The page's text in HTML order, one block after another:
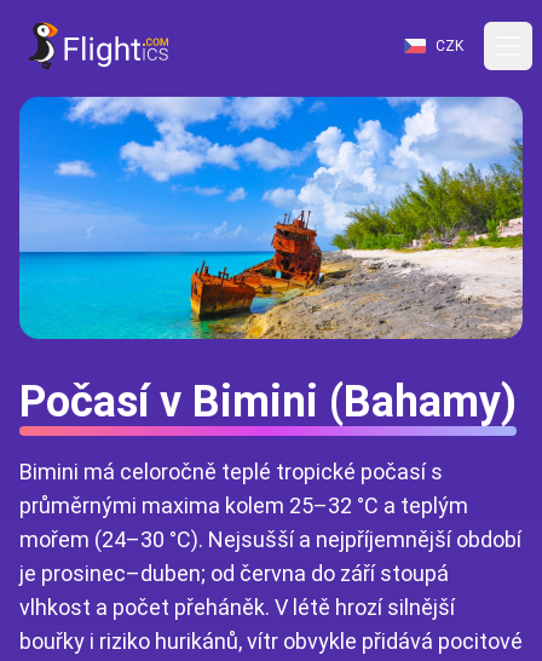
CZK
Počasí v Bimini (Bahamy)
Bimini má celoročně teplé tropické počasí s
průměrnými maxima kolem 25–32 °C a teplým
mořem (24–30 °C). Nejsušší a nejpříjemnější období
je prosinec–duben; od června do září stoupá
vlhkost a počet přeháněk. V létě hrozí silnější
bouřky i riziko hurikánů, vítr obvykle přidává pocitové